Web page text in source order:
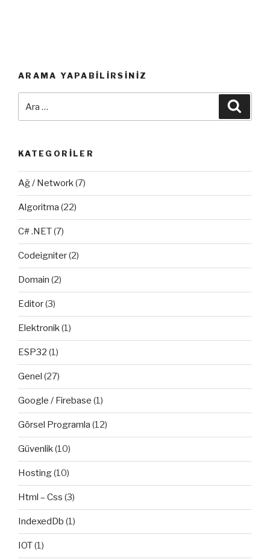
ARAMA YAPABILIRSINIZ
KATEGORILER
Ağ / Network(7)
Algoritma (22)
C# .NET(7)
Codeigniter(2)
Domain (2)
Editor(3)
Elektronik(1)
ESP32 (1)
Genel (27)
Google / Firebase (1)
Görsel Programla (12)
Güvenlik(10)
Hosting(10)
Html – Css (3)
IndexedDb (1)
IOT(1)